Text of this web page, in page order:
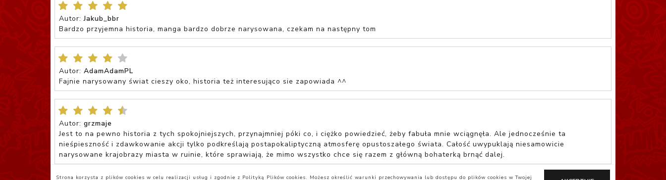
Autor:Jakub_bbr
Bardzo przyjemna historia, manga bardzo dobrze narysowana, czekam na następny tom
Autor: AdamAdamPL
Fajnie narysowany świat cieszy oko, historia też interesująco sie zapowiada ^^
Autor: grzmaje
Jest to na pewno historia z tych spokojniejszych, przynajmniej póki co, i ciężko powiedzieć, żeby fabuła mnie wciągnęła. Ale jednocześnie ta
nieśpieszność i zdawkowanie akcji tylko podkreślają postapokaliptyczną atmosferę opustoszałego świata. Całość uwypuklają niesamowicie
narysowane krajobrazy miasta w ruinie, które sprawiają, że mimo wszystko chce się razem z główną bohaterką brnąć dalej.
Strona korzysta z plików cookies w celu realizacji usług i zgodnie z Polityką Plików cookies. Możesz określić warunki przechowywania lub dostępu do plików cookies w Twojej